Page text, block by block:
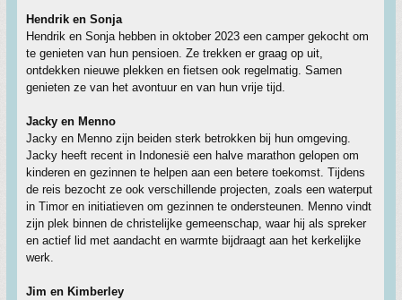
Hendrik en Sonja
Hendrik en Sonja hebben in oktober 2023 een camper gekocht om
te genieten van hun pensioen. Ze trekken er graag op uit,
ontdekken nieuwe plekken en fietsen ook regelmatig. Samen
genieten ze van het avontuur en van hun vrije tijd.
Jacky en Menno
Jacky en Menno zijn beiden sterk betrokken bij hun omgeving.
Jacky heeft recent in Indonesië een halve marathon gelopen om
kinderen en gezinnen te helpen aan een betere toekomst. Tijdens
de reis bezocht ze ook verschillende projecten, zoals een waterput
in Timor en initiatieven om gezinnen te ondersteunen. Menno vindt
zijn plek binnen de christelijke gemeenschap, waar hij als spreker
en actief lid met aandacht en warmte bijdraagt aan het kerkelijke
werk.
Jim en Kimberley